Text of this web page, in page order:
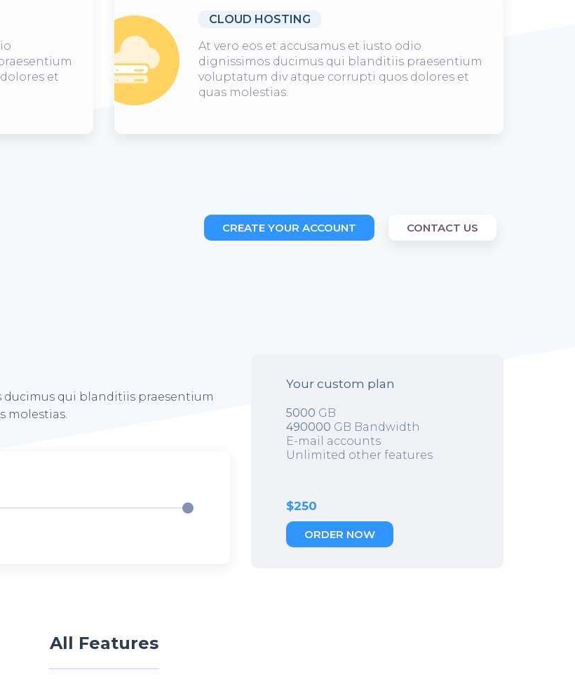
et
CLOUD HOSTING
At vero eos et accusamus et iusto odio
dignissimos ducimus qui blanditiis praesentium
voluptatum div atque corrupti quos dolores et
quas molestias.
CREATE YOUR ACCOUNT CONTACT US
ducimus qui blanditiis praesentium
molestias.
Your custom plan
5000 GB
490000 GB Bandwidth
E-mail accounts
Unlimited other features
$250
ORDER NOW
All Features